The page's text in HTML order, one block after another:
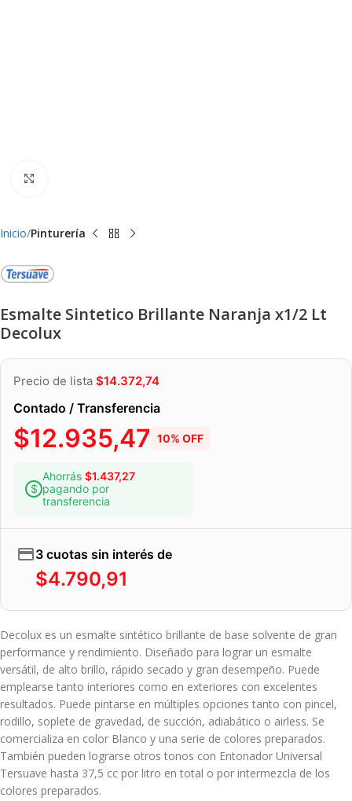
Inicio Pinturería
Esmalte Sintetico Brillante Naranja x1/2 Lt
Decolux
Precio de lista $14.372,74
Contado / Transferencia
$12.935,47 10% OFF
Ahorrás $1.437,27
pagando por
transferencia
3 cuotas sin interés de
$4.790,91
Decolux es un esmalte sintético brillante de base solvente de gran
performance y rendimiento. Diseñado para lograr un esmalte
versátil, de alto brillo, rápido secado y gran desempeño. Puede
emplearse tanto interiores como en exteriores con excelentes
resultados. Puede pintarse en múltiples opciones tanto con pincel,
rodillo, soplete de gravedad, de succión, adiabático o airless. Se
comercializa en color Blanco y una serie de colores preparados.
También pueden lograrse otros tonos con Entonador Universal
Tersuave hasta 37,5 cc por litro en total o por intermezcla de los
colores preparados.